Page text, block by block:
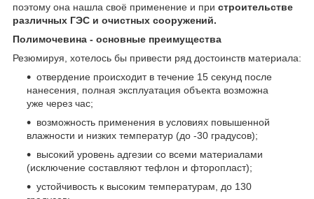
поэтому она нашла своё применение и при строительстве
различных ГЭС и очистных сооружений.
Полимочевина - основные преимущества
Резюмируя, хотелось бы привести ряд достоинств материала:
отвердение происходит в течение 15 секунд после
нанесения, полная эксплуатация объекта возможна
уже через час;
возможность применения в условиях повышенной
влажности и низких температур (до -30 градусов);
высокий уровень адгезии со всеми материалами
(исключение составляют тефлон и фторопласт);
устойчивость к высоким температурам, до 130